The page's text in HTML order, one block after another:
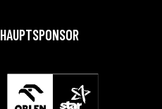
HAUPTSPONSOR